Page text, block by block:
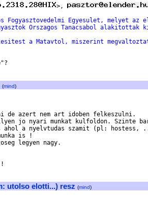
>,
Fogyasztovedelmi Egyesulet, melyet az
Orszagos Tanacsabol alakitottak
a Matavtol, miszerint
(mind)
de azert nem art idoben felkeszulni.
jo nyari munkat kulfoldon. Szinte
ahol a nyelvtudas szamit (pl: hostess,
is !
legyen nagy.
utolso elotti...) resz (mind)